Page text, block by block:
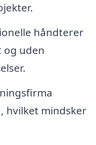
håndterer
uden
hvilket mindsker